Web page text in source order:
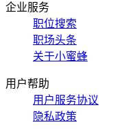
企业服务
职位搜索
职场头条
关于小蜜蜂
用户帮助
用户服务协议
隐私政策